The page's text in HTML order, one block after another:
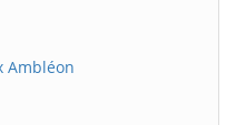
Ambléon